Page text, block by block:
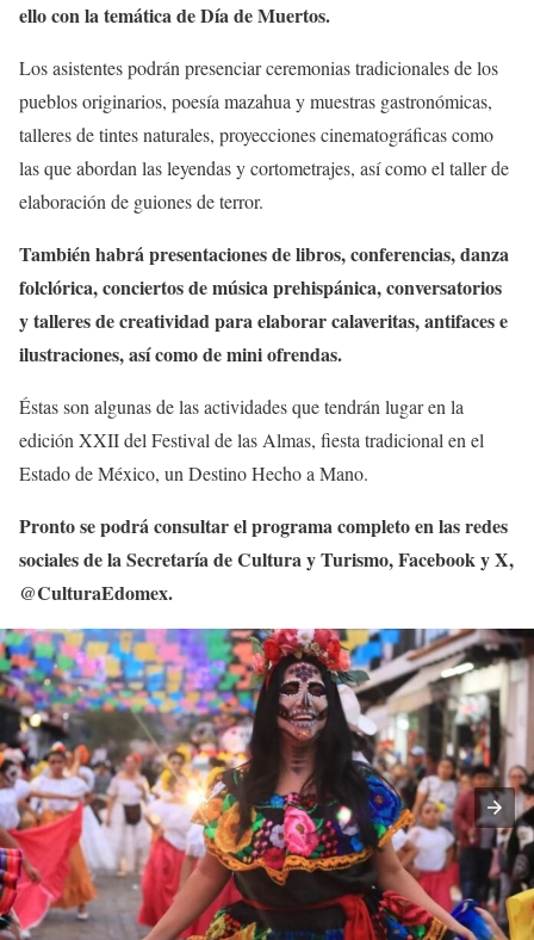
ello con la temática de Día de Muertos.
Los asistentes podrán presenciar ceremonias tradicionales de los
pueblos originarios, poesía mazahua y muestras gastronómicas,
talleres de tintes naturales, proyecciones cinematográficas como
las que abordan las leyendas y cortometrajes, así como el taller de
elaboración de guiones de terror.
También habrá presentaciones de libros, conferencias, danza
folclórica, conciertos de música prehispánica, conversatorios
y talleres de creatividad para elaborar calaveritas, antifaces e
ilustraciones, así como de mini ofrendas.
Éstas son algunas de las actividades que tendrán lugar en la
edición XXII del Festival de las Almas, fiesta tradicional en el
Estado de México, un Destino Hecho a Mano.
Pronto se podrá consultar el programa completo en las redes
sociales de la Secretaría de Cultura y Turismo, Facebook y X,
@CulturaEdomex.